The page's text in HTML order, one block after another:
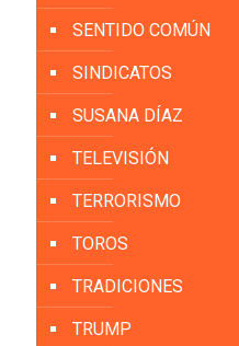
SENTIDO COMÚN
SINDICATOS
SUSANA DÍAZ
TELEVISIÓN
TERRORISMO
TOROS
TRADICIONES
TRUMP